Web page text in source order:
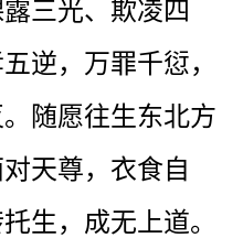
三光、欺凌四
逆，万罪千愆，
随愿往生东北方
天尊，衣食自
生，成无上道。